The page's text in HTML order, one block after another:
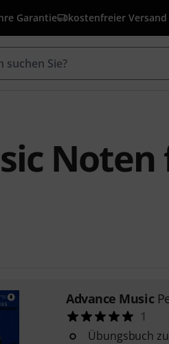
Garantie kostenfreier Versand
Advance Music
1
Übungsbuch